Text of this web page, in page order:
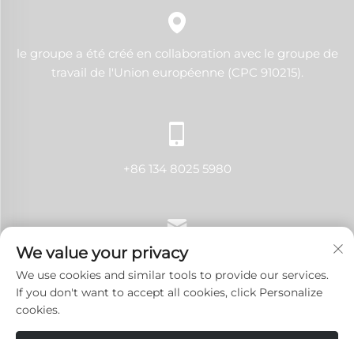
le groupe a été créé en collaboration avec le groupe de
travail de l'Union européenne (CPC 910215).
+86 134 8025 5980
[email protected]
Droits d'auteur © 2024 Shenzhen LANJI Tech Co., Ltd. Tous
We value your privacy
We use cookies and similar tools to provide our services.
If you don't want to accept all cookies, click Personalize
cookies.